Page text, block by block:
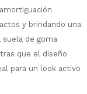
y brindando una
suela de goma
que el diseño
para un look activo
o hasta
comprar
Pago